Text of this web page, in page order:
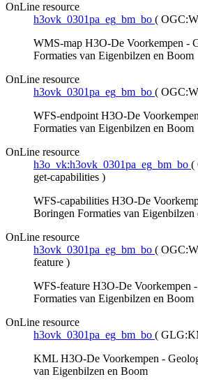
OnLine resource
h3ovk_0301pa_eg_bm_bo (
WMS-map H3O-De Voorkempen -
Formaties van Eigenbilzen en Boom
OnLine resource
h3ovk_0301pa_eg_bm_bo (
WFS-endpoint H3O-De
Formaties van Eigenbilzen en Boom
OnLine resource
h3o_vk:h3ovk_0301pa_eg_bm_bo (
get-capabilities )
WFS-capabilities H3O-De
Boringen Formaties van Eigenbilzen
OnLine resource
h3ovk_0301pa_eg_bm_bo (
feature )
WFS-feature H3O-De Voorkempen
Formaties van Eigenbilzen en Boom
OnLine resource
h3ovk_0301pa_eg_bm_bo (
KML H3O-De Voorkempen -
van Eigenbilzen en Boom